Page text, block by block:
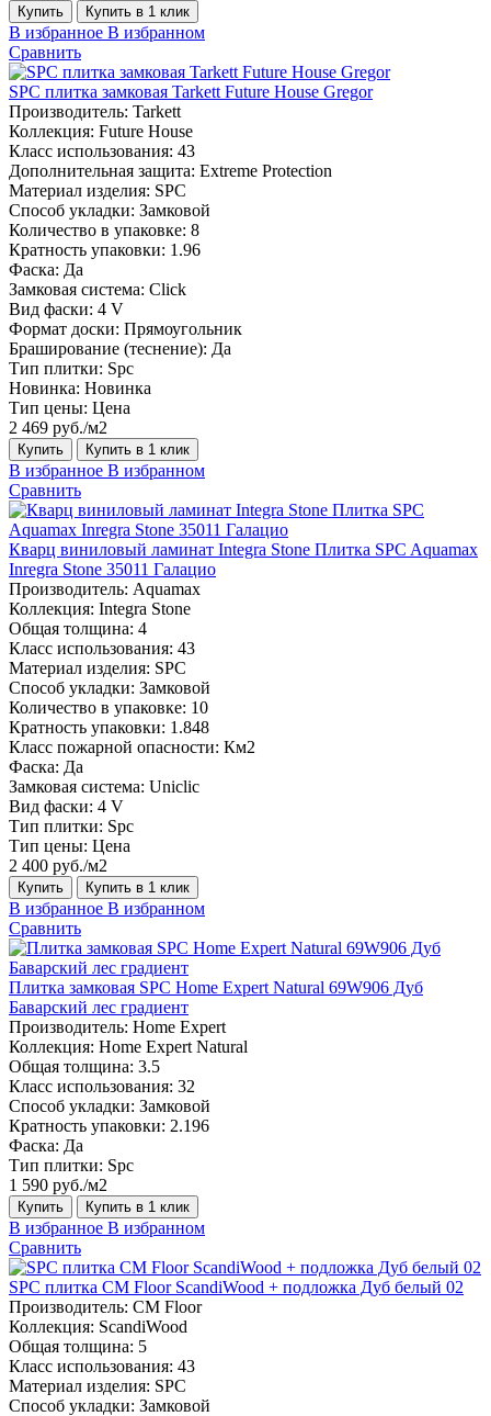
Купить Купить в 1 клик
В избранное В избранном
Сравнить
SPC плитка замковая Tarkett Future House Gregor
Производитель: Tarkett
Коллекция: Future House
Класс использования: 43
Дополнительная защита: Extreme Protection
Материал изделия: SPC
Способ укладки: Замковой
Количество в упаковке: 8
Кратность упаковки: 1.96
Фаска: Да
Замковая система: Click
Вид фаски: 4 V
Формат доски: Прямоугольник
Браширование (теснение): Да
Тип плитки: Spc
Новинка: Новинка
Тип цены: Цена
2 469 руб./м2
Купить Купить в 1 клик
В избранное В избранном
Сравнить
Кварц виниловый ламинат Integra Stone Плитка SPC Aquamax
Inregra Stone 35011 Галацио
Производитель: Aquamax
Коллекция: Integra Stone
Общая толщина: 4
Класс использования: 43
Материал изделия: SPC
Способ укладки: Замковой
Количество в упаковке: 10
Кратность упаковки: 1.848
Класс пожарной опасности: Км2
Фаска: Да
Замковая система: Uniclic
Вид фаски: 4 V
Тип плитки: Spc
Тип цены: Цена
2 400 руб./м2
Купить Купить в 1 клик
В избранное В избранном
Сравнить
Плитка замковая SPC Home Expert Natural 69W906 Дуб
Баварский лес градиент
Производитель: Home Expert
Коллекция: Home Expert Natural
Общая толщина: 3.5
Класс использования: 32
Способ укладки: Замковой
Кратность упаковки: 2.196
Фаска: Да
Тип плитки: Spc
1 590 руб./м2
Купить Купить в 1 клик
В избранное В избранном
Сравнить
SPC плитка CM Floor ScandiWood + подложка Дуб белый 02
Производитель: CM Floor
Коллекция: ScandiWood
Общая толщина: 5
Класс использования: 43
Материал изделия: SPC
Способ укладки: Замковой